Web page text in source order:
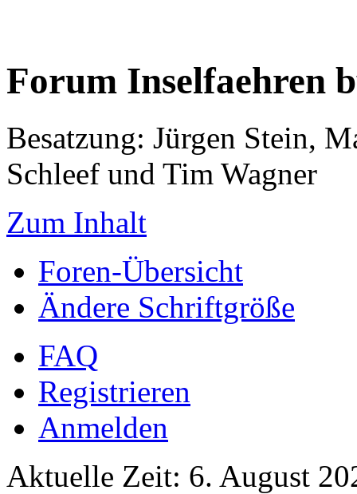
Forum Inselfaehren
Besatzung: Jürgen Stein,
Schleef und Tim Wagner
Zum Inhalt
Foren-Übersicht
Ändere Schriftgröße
FAQ
Registrieren
Anmelden
Aktuelle Zeit: 6. August